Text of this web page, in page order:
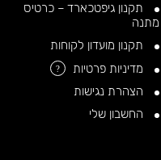
תקנון גיפטכארד – כרטיס
מתנה
תקנון מועדון לקוחות
מדיניות פרטיות
?
הצהרת נגישות
החשבון שלי